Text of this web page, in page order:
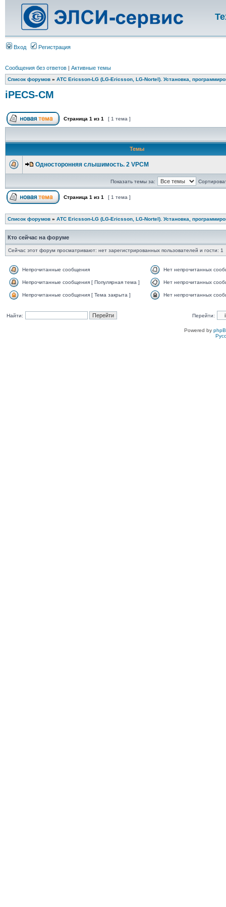
Вход Регистрация
Сообщения без ответов | Активные темы
Список форумов » АТС Ericsson-LG (LG-Ericsson, LG-Nortel). Установка,
iPECS-CM
Страница 1 из 1 [ 1 тема ]
Темы
Односторонняя слышимость. 2 VPCM
Показать темы за:
Страница 1 из 1 [ 1 тема ]
Список форумов » АТС Ericsson-LG (LG-Ericsson, LG-Nortel). Установка,
Кто сейчас на форуме
Сейчас этот форум просматривают: нет зарегистрированных пользователей и гости: 1
Непрочитанные сообщения Нет непрочитанных
Непрочитанные сообщения [ Популярная тема ] Нет непрочитанных
Непрочитанные сообщения [ Тема закрыта ] Нет непрочитанных
Найти: Перейти:
Powered by